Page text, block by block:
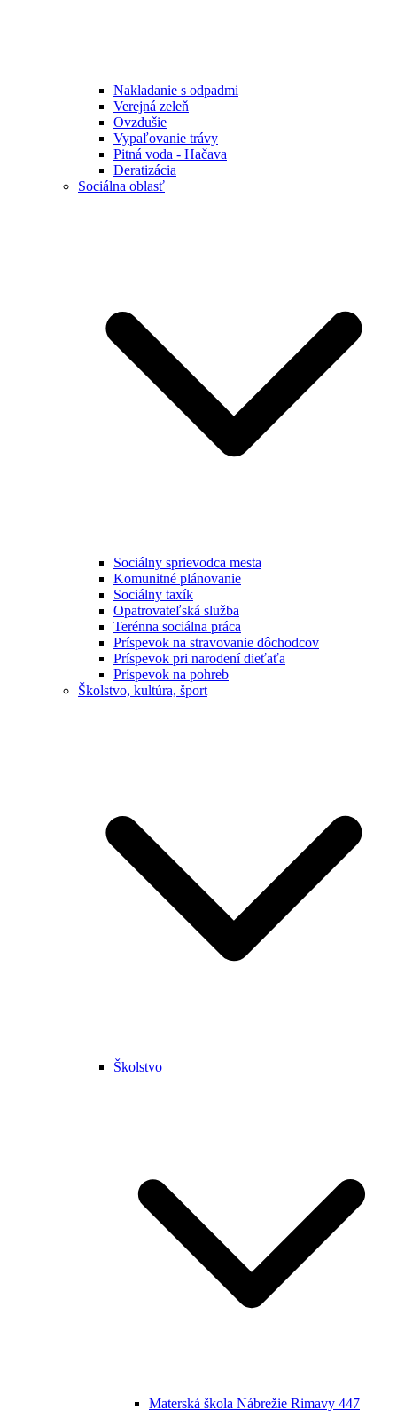
Nakladanie s odpadmi
Verejná zeleň
Ovzdušie
Vypaľovanie trávy
Pitná voda - Hačava
Deratizácia
Sociálna oblasť
Sociálny sprievodca mesta
Komunitné plánovanie
Sociálny taxík
Opatrovateľská služba
Terénna sociálna práca
Príspevok na stravovanie dôchodcov
Príspevok pri narodení dieťaťa
Príspevok na pohreb
Školstvo, kultúra, šport
Školstvo
Materská škola Nábrežie Rimavy 447